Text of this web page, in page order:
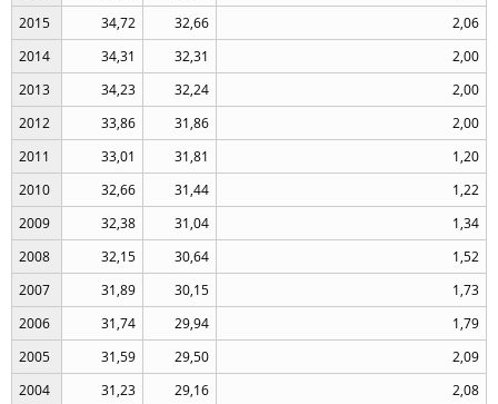
2015
34,72 32,66
2,06
2014
34,31 32,31
2,00
2013
34,23 32,24
2,00
2012
33,86 31,86
2,00
2011
33,01 31,81
1,20
2010
32,66 31,44
1,22
2009
32,38 31,04
1,34
2008
32,15 30,64
1,52
2007
31,89 30,15
1,73
2006
31,74 29,94
1,79
2005
31,59 29,50
2,09
2004
31,23 29,16
2,08